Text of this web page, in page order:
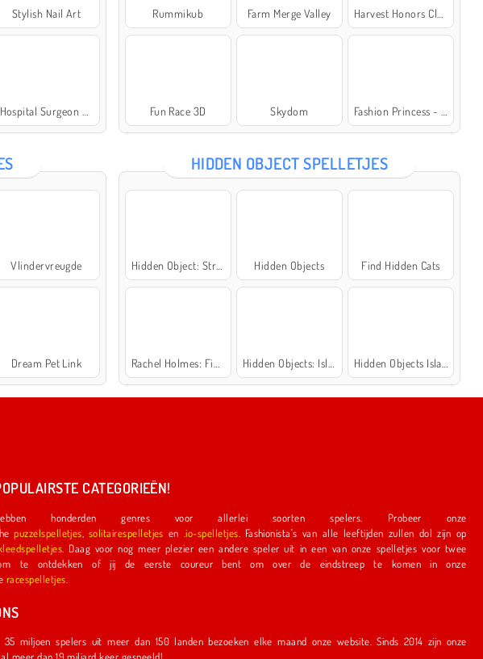
Stylish Nail Art Rummikub Farm Merge Valley
Fun Race 3D Skydom
Vlindervreugde
Dream Pet Link
HIDDEN OBJECT SPELLETJES
Hidden Objects Find Hidden Cats
CATEGORIEËN!
honderden genres voor allerlei soorten spelers. Probeer onze
puzzelspelletjes solitairespelletjes en .io-spelletjes
. Daag voor nog meer plezier een andere speler uit in een van onze spelletjes voor twee
ontdekken of jij de eerste coureur bent om over de eindstreep te komen in onze
racespelletjes
spelers uit meer dan 150 landen bezoeken elke maand onze website. Sinds 2014 zijn onze